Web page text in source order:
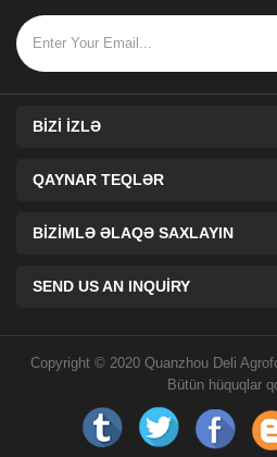
BIZI IZLƏ
QAYNAR TEQLƏR
BIZIMLƏ ƏLAQƏ SAXLAYIN
SEND US AN INQUIRY
Copyright © 2020 Quanzhou Deli
Bütün hüquqlar